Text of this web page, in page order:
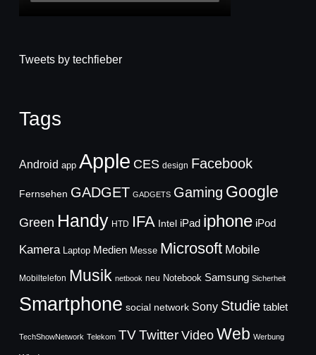
Tweets by techfieber
Tags
Android app Apple CES design Facebook
Fernsehen GADGET GADGETS Gaming Google
Green Handy HTD IFA Intel iPad iphone iPod
Kamera Laptop Medien Messe Microsoft Mobile
Mobiltelefon Musik netbook neu Notebook Samsung Sicherheit
Smartphone social network Sony Studie tablet
TechShowNetwork Telekom TVTwitter Video Web Werbung